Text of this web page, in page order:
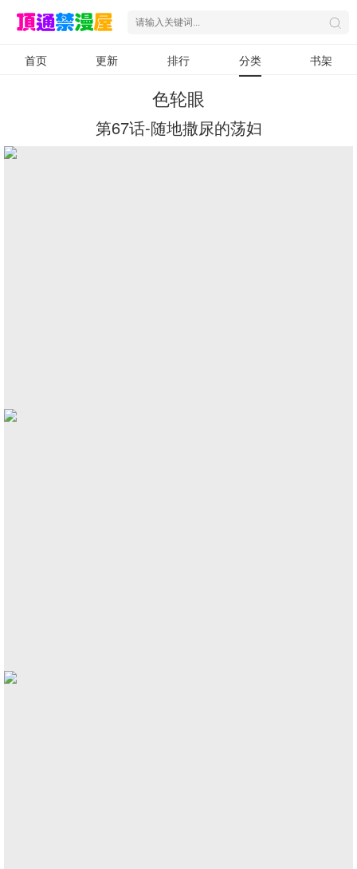
首页 更新 排行 分类 书架
色轮眼
第67话-随地撒尿的荡妇